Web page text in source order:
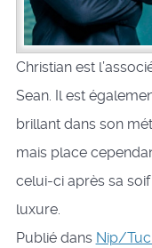
Christian est
Sean. Il est
brillant dans son
mais place
celui-ci après sa
luxure.
Publié dans Nip/